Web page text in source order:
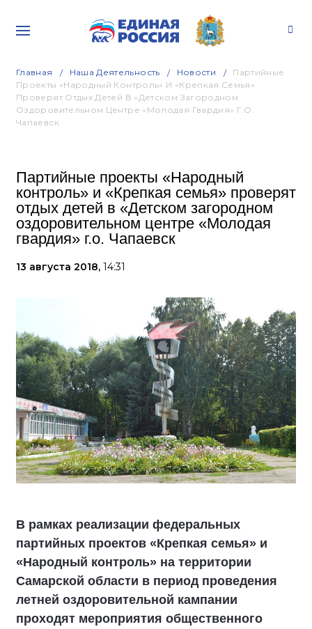
Главная Наша Деятельность Новости
Партийные
Проекты «Народный Контроль» И «Крепкая Семья»
Проверят Отдых Детей В «Детском Загородном
Оздоровительном Центре «Молодая Гвардия» Г.о.
Чапаевск
Партийные проекты «Народный
контроль» и «Крепкая семья» проверят
отдых детей в «Детском загородном
оздоровительном центре «Молодая
гвардия» г.о. Чапаевск
13 августа 2018, 14:31
В рамках реализации федеральных
партийных проектов «Крепкая семья» и
«Народный контроль» на территории
Самарской области в период проведения
летней оздоровительной кампании
проходят мероприятия общественного